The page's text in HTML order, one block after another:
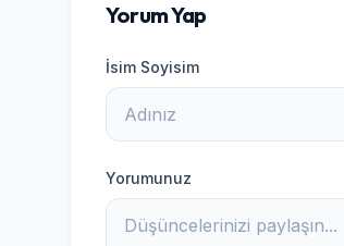
Yorum Yap
İsim Soyisim
Yorumunuz